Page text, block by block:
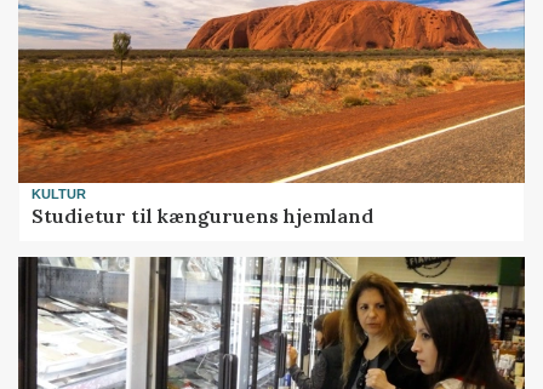
KULTUR
Studietur til kænguruens hjemland